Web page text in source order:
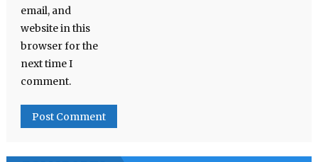
email, and
website in this
browser for the
next time I
comment.